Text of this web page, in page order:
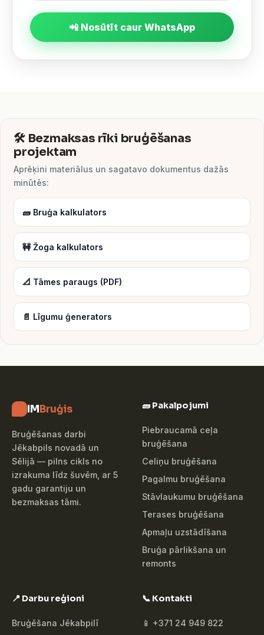
📲 Nosūtīt caur WhatsApp
🛠️ Bezmaksas rīki bruģēšanas
projektam
Aprēķini materiālus un sagatavo dokumentus dažās
minūtēs:
🧱 Bruģa kalkulators
🚧 Žoga kalkulators
📐 Tāmes paraugs (PDF)
📄 Līgumu ģenerators
IMBruģis
Bruģēšanas darbi
Jēkabpils novadā un
Sēlijā — pilns cikls no
izrakuma līdz šuvēm, ar 5
gadu garantiju un
bezmaksas tāmi.
🧱 Pakalpojumi
Piebraucamā ceļa
bruģēšana
Celiņu bruģēšana
Pagalmu bruģēšana
Stāvlaukumu bruģēšana
Terases bruģēšana
Apmaļu uzstādīšana
Bruģa pārlikšana un
remonts
📍 Darbu reģioni
Bruģēšana Jēkabpilī
📞 Kontakti
📱 +371 24 949 822